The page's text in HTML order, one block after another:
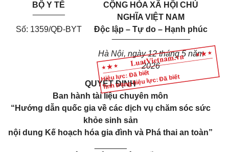
Hiệu lực: Đã biết
Tình trạng hiệu lực: Đã biết
BỘ Y TẾ
_______
Số: 1359/QĐ-BYT
CỘNG HÒA XÃ HỘI CHỦ
NGHĨA VIỆT NAM
Độc lập – Tự do – Hạnh phúc
_________________
Hà Nội, ngày 12 tháng 5 năm
2026
QUYẾT ĐỊNH
Ban hành tài liệu chuyên môn
“Hướng dẫn quốc gia về các dịch vụ chăm sóc sức
khỏe sinh sản
nội dung Kế hoạch hóa gia đình và Phá thai an toàn”